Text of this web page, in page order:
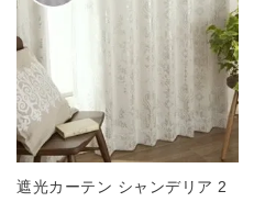
遮光カーテン シャンデリア 2